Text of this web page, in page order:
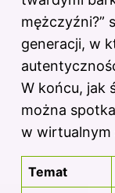
mężczyźni?”
generacji, w
W końcu, jak
można
w wirtualnym
Temat